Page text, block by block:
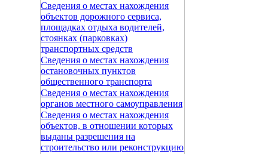
Сведения о местах нахождения
объектов дорожного сервиса,
площадках отдыха водителей,
стоянках (парковках)
транспортных средств
Сведения о местах нахождения
остановочных пунктов
общественного транспорта
Сведения о местах нахождения
органов местного самоуправления
Сведения о местах нахождения
объектов, в отношении которых
выданы разрешения на
строительство или реконструкцию